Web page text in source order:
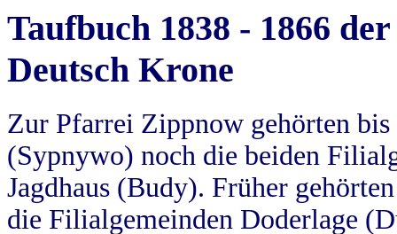
Taufbuch 1838 - 1866
Deutsch Krone
Zur Pfarrei Zippnow gehörten
(Sypnywo) noch die beiden
Jagdhaus (Budy). Früher
die Filialgemeinden Doderlage